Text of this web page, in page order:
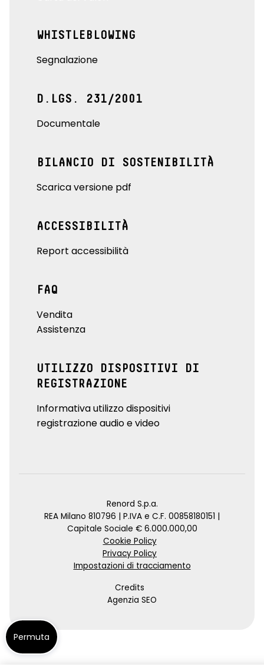
WHISTLEBLOWING
Segnalazione
D.LGS. 231/2001
Documentale
BILANCIO DI SOSTENIBILITÀ
Scarica versione pdf
ACCESSIBILITÀ
Report accessibilità
FAQ
Vendita
Assistenza
UTILIZZO DISPOSITIVI DI
REGISTRAZIONE
Informativa utilizzo dispositivi
registrazione audio e video
Renord S.p.a.
REA Milano 810796 | P.IVA e C.F. 00858180151 |
Capitale Sociale € 6.000.000,00
Cookie Policy
Privacy Policy
Impostazioni di tracciamento
Credits
Agenzia SEO
Permuta